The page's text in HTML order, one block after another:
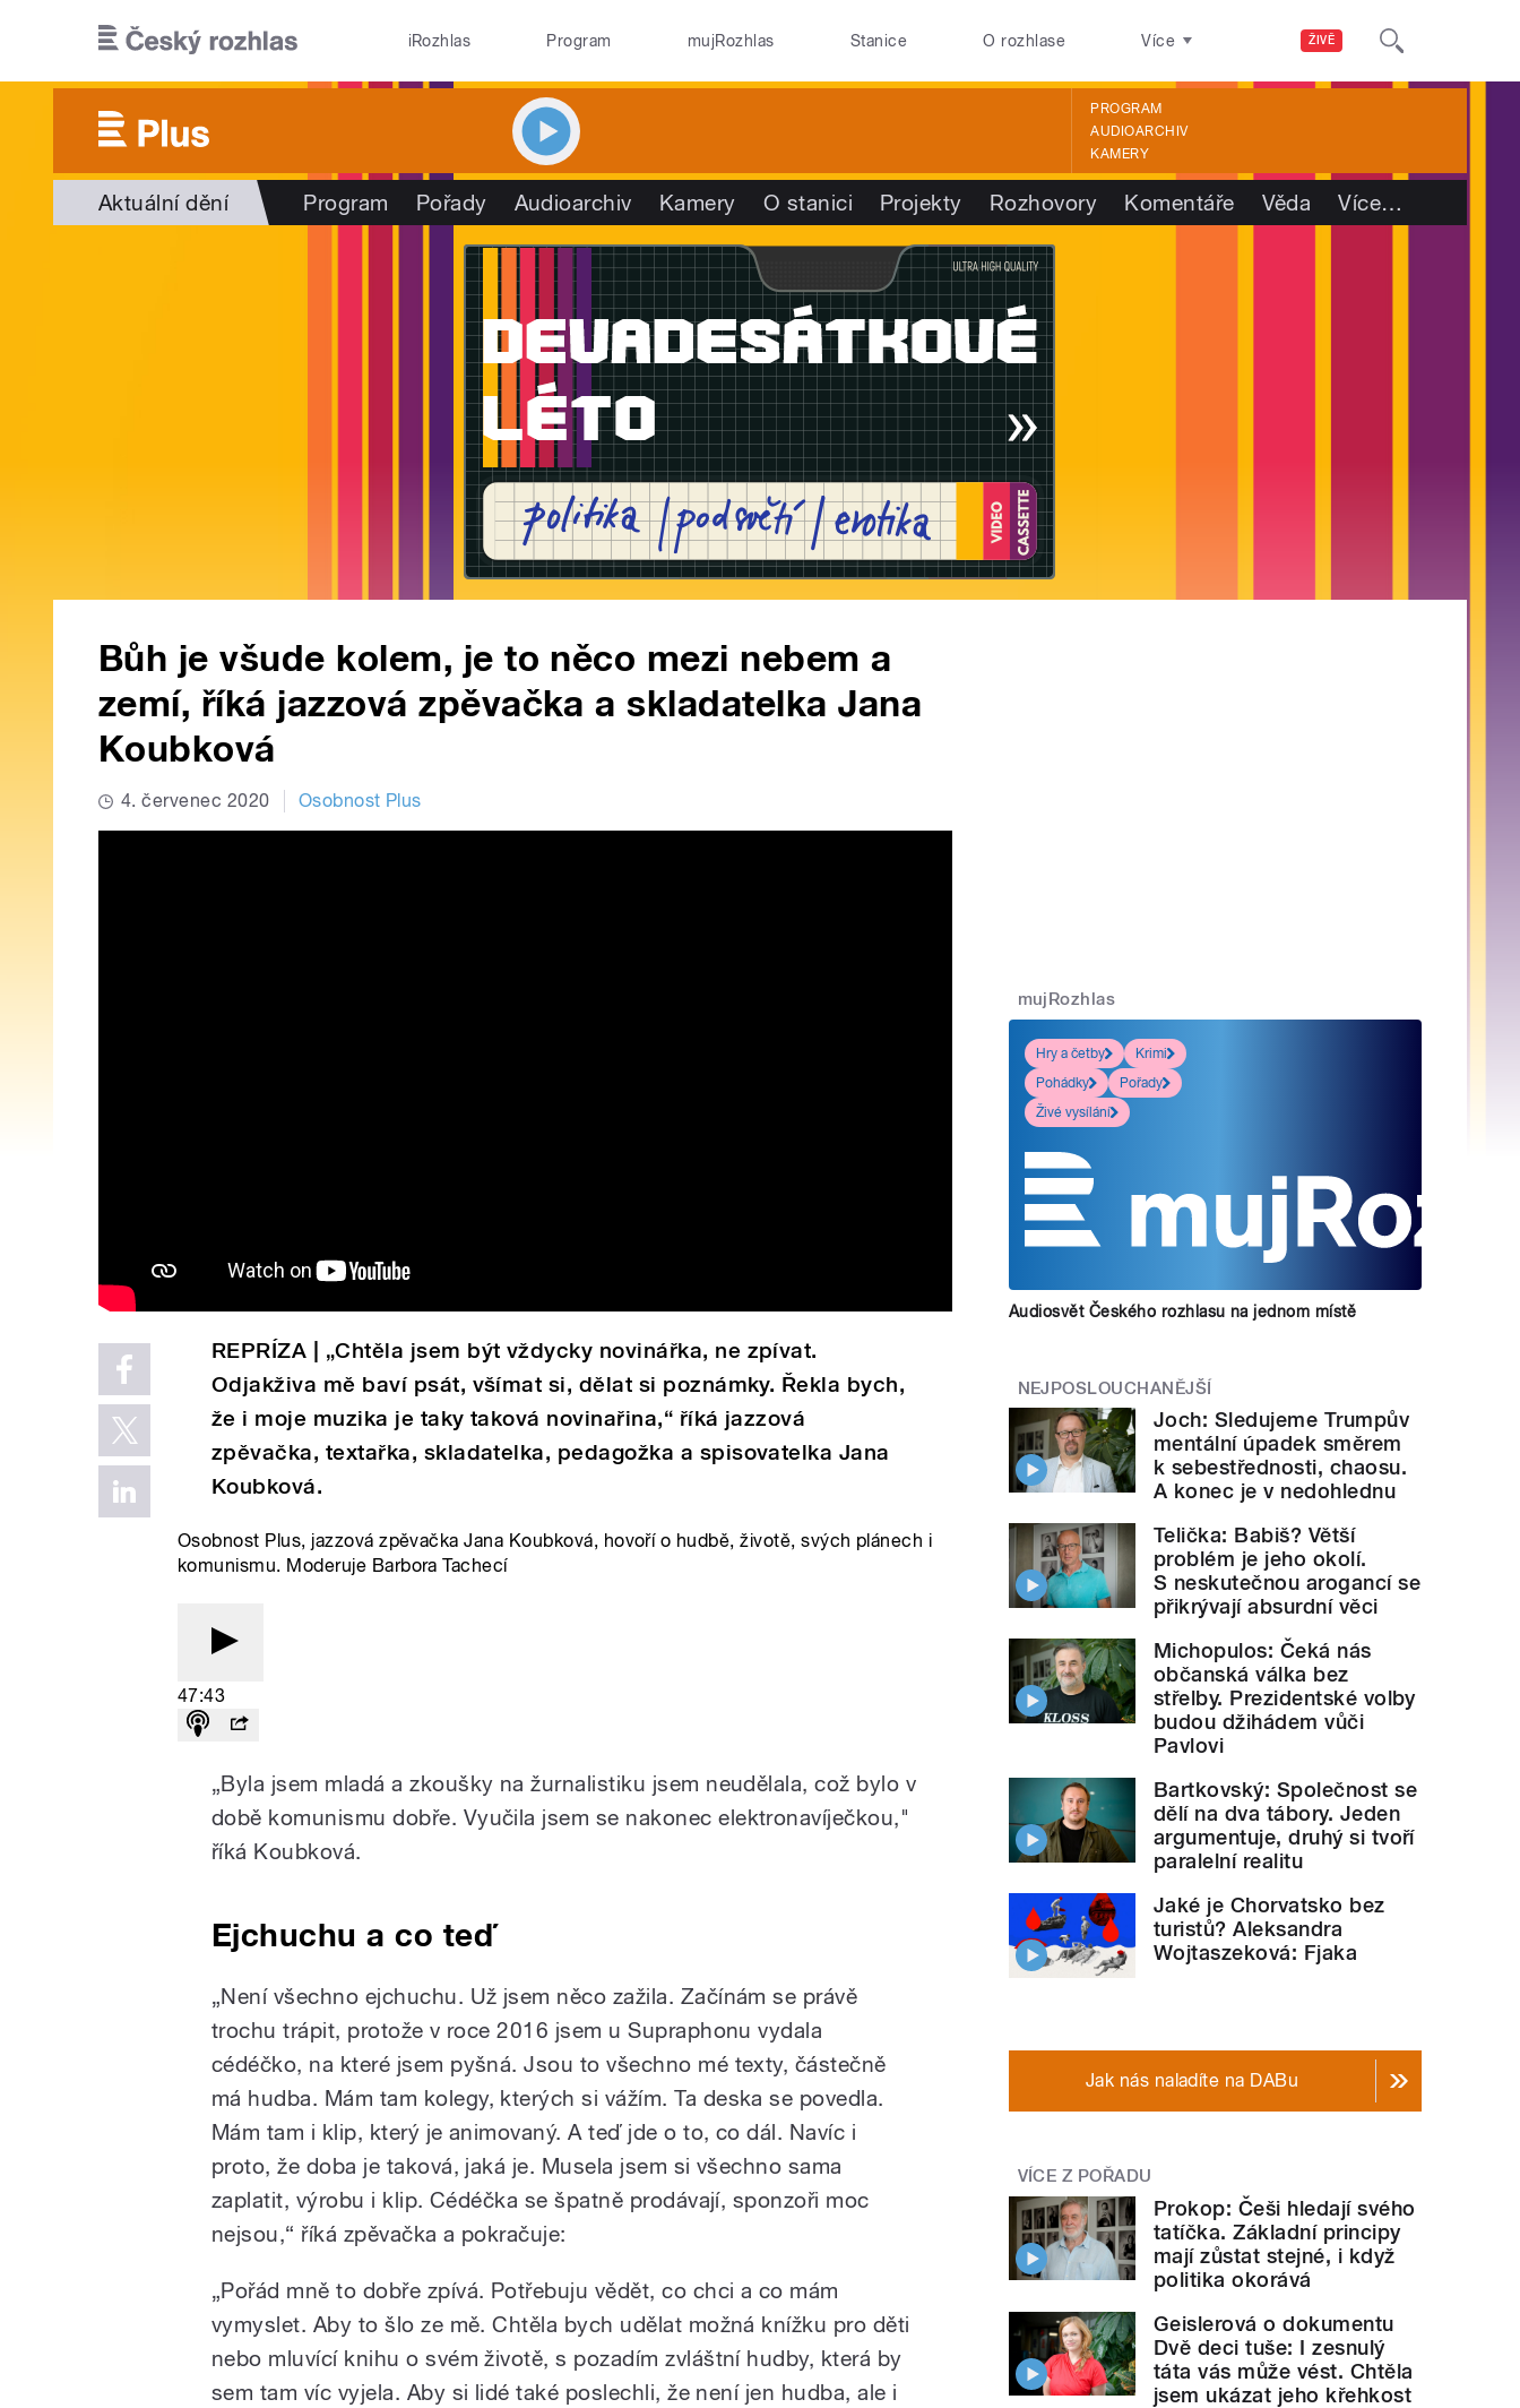
ŽIVĚ
iRozhlas Program mujRozhlas Stanice O rozhlase Více
PROGRAM
AUDIOARCHIV
KAMERY
Aktuální dění Program Pořady Audioarchiv Kamery O stanici Projekty Rozhovory Komentáře Věda Více…
Bůh je všude kolem, je to něco mezi nebem a
zemí, říká jazzová zpěvačka a skladatelka Jana
Koubková
4. červenec 2020 Osobnost Plus
REPRÍZA | „Chtěla jsem být vždycky novinářka, ne zpívat.
Odjakživa mě baví psát, všímat si, dělat si poznámky. Řekla bych,
že i moje muzika je taky taková novinařina,“ říká jazzová
zpěvačka, textařka, skladatelka, pedagožka a spisovatelka Jana
Koubková.
Osobnost Plus, jazzová zpěvačka Jana Koubková, hovoří o hudbě, životě, svých plánech i
komunismu. Moderuje Barbora Tachecí
47:43
„Byla jsem mladá a zkoušky na žurnalistiku jsem neudělala, což bylo v
době komunismu dobře. Vyučila jsem se nakonec elektronavíječkou,"
říká Koubková.
Ejchuchu a co teď
„Není všechno ejchuchu. Už jsem něco zažila. Začínám se právě
trochu trápit, protože v roce 2016 jsem u Supraphonu vydala
cédéčko, na které jsem pyšná. Jsou to všechno mé texty, částečně
má hudba. Mám tam kolegy, kterých si vážím. Ta deska se povedla.
Mám tam i klip, který je animovaný. A teď jde o to, co dál. Navíc i
proto, že doba je taková, jaká je. Musela jsem si všechno sama
zaplatit, výrobu i klip. Cédéčka se špatně prodávají, sponzoři moc
nejsou,“ říká zpěvačka a pokračuje:
„Pořád mně to dobře zpívá. Potřebuju vědět, co chci a co mám
vymyslet. Aby to šlo ze mě. Chtěla bych udělat možná knížku pro děti
nebo mluvící knihu o svém životě, s pozadím zvláštní hudby, která by
sem tam víc vyjela. Aby si lidé také poslechli, že není jen hudba, ale i
mujRozhlas
Hry a četby
Krimi
Pohádky
Pořady
Živé vysílání
Audiosvět Českého rozhlasu na jednom místě
NEJPOSLOUCHANĚJŠÍ
Joch: Sledujeme Trumpův
mentální úpadek směrem
k sebestřednosti, chaosu.
A konec je v nedohlednu
Telička: Babiš? Větší
problém je jeho okolí.
S neskutečnou arogancí se
přikrývají absurdní věci
Michopulos: Čeká nás
občanská válka bez
střelby. Prezidentské volby
budou džihádem vůči
Pavlovi
Bartkovský: Společnost se
dělí na dva tábory. Jeden
argumentuje, druhý si tvoří
paralelní realitu
Jaké je Chorvatsko bez
turistů? Aleksandra
Wojtaszeková: Fjaka
Jak nás naladíte na DABu
VÍCE Z POŘADU
Prokop: Češi hledají svého
tatíčka. Základní principy
mají zůstat stejné, i když
politika okorává
Geislerová o dokumentu
Dvě deci tuše: I zesnulý
táta vás může vést. Chtěla
jsem ukázat jeho křehkost